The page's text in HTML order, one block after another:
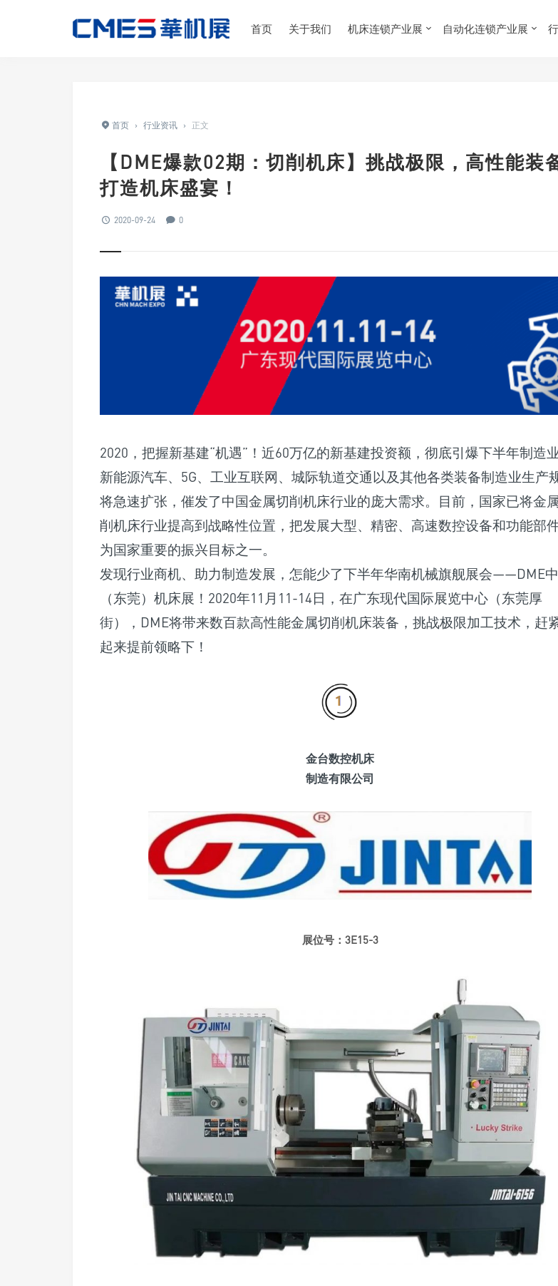
首页 关于我们 机床连锁产业展 自动化连锁产业展
首页 › 行业资讯 › 正文
【DME爆款02期：切削机床】挑战极限，高性能装
打造机床盛宴！
2020-09-24 0
2020，把握新基建“机遇”！近60万亿的新基建投资额，彻底引爆下半年制造业
新能源汽车、5G、工业互联网、城际轨道交通以及其他各类装备制造业生产
将急速扩张，催发了中国金属切削机床行业的庞大需求。目前，国家已将金
削机床行业提高到战略性位置，把发展大型、精密、高速数控设备和功能部
为国家重要的振兴目标之一。
发现行业商机、助力制造发展，怎能少了下半年华南机械旗舰展会——DME
（东莞）机床展！2020年11月11-14日，在广东现代国际展览中心（东莞厚
街），DME将带来数百款高性能金属切削机床装备，挑战极限加工技术，赶
起来提前领略下！
金台数控机床
制造有限公司
展位号：3E15-3